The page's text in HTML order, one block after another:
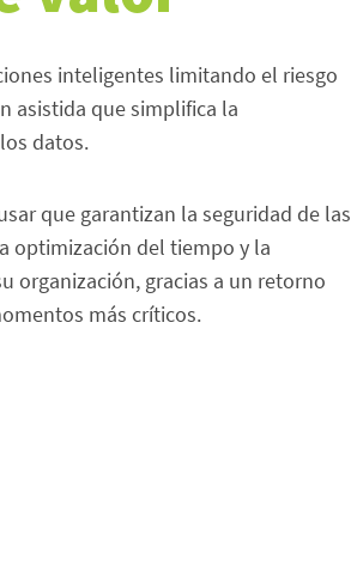
inteligentes limitando el riesgo
asistida que simplifica la
datos.
que garantizan la seguridad de las
optimización del tiempo y la
organización, gracias a un retorno
más críticos.